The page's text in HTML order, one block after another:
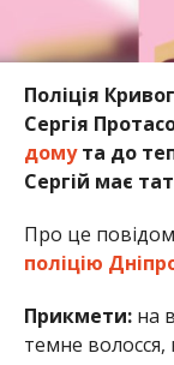
Поліція
Сергія
домута до
Сергій має
Про це
поліцію
Прикмети:на
темне волосся,